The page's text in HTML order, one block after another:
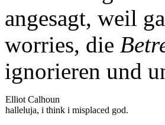
angesagt, weil
worries, die
ignorieren und
Elliot Calhoun
halleluja, i think i misplaced god.